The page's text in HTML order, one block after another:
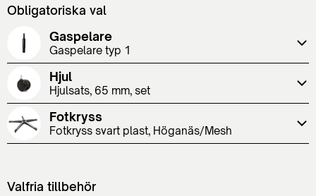
Obligatoriska val
Gaspelare
Gaspelare typ 1
Hjul
Hjulsats, 65 mm, set
Fotkryss
Fotkryss svart plast, Höganäs/Mesh
Valfria tillbehör